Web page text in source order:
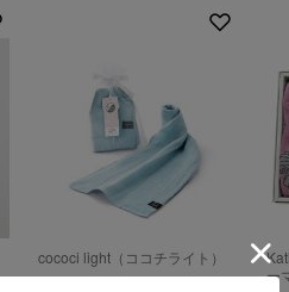
cococi light（ココチライト）
ー